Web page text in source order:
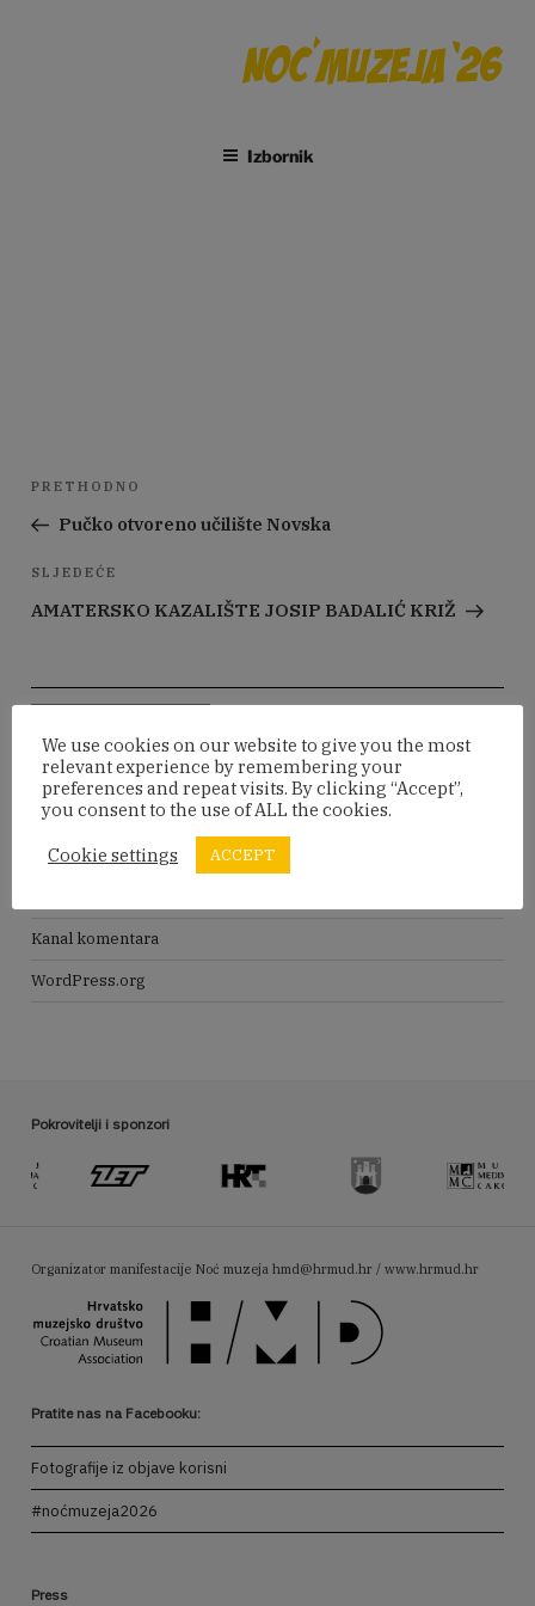
Izbornik
Navigacija
objava
Prethodna
PRETHODNO
Pučko otvoreno učilište Novska
Sljedeća
SLJEDEĆE
AMATERSKO KAZALIŠTE JOSIP BADALIĆ KRIŽ
META
Prijava
Kanal komentara
WordPress.org
Pokrovitelji i sponzori
Organizator manifestacije Noć muzeja hmd@hrmud.hr / www.hrmud.hr
Pratite nas na Facebooku:
Fotografije iz objave korisni
#noćmuzeja2026
Press
We use cookies on our website to give you the most
relevant experience by remembering your
preferences and repeat visits. By clicking “Accept”,
you consent to the use of ALL the cookies.
Cookie settings
ACCEPT